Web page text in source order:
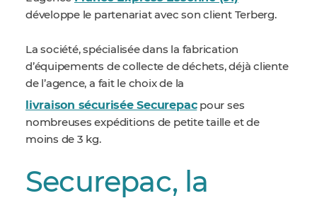
développe le partenariat avec son client Terberg.
La société, spécialisée dans la fabrication
d’équipements de collecte de déchets, déjà cliente
de l’agence, a fait le choix de la
livraison sécurisée Securepacpour ses
nombreuses expéditions de petite taille et de
moins de 3 kg.
Securepac, la